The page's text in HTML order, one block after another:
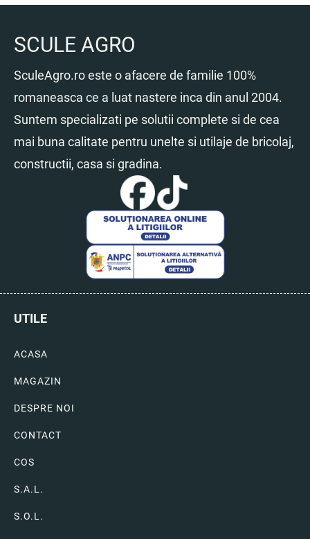
SCULE AGRO
SculeAgro.ro este o afacere de familie 100%
romaneasca ce a luat nastere inca din anul 2004.
Suntem specializati pe solutii complete si de cea
mai buna calitate pentru unelte si utilaje de bricolaj,
constructii, casa si gradina.
UTILE
ACASA
MAGAZIN
DESPRE NOI
CONTACT
COS
S.A.L.
S.O.L.